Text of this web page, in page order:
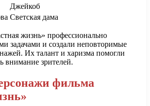
Джейкоб
Светская дама
жизнь» профессионально
задачами и создали неповторимые
Их талант и харизма помогли
внимание зрителей.
фильма